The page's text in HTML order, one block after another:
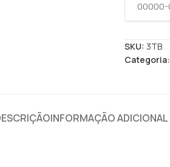
SKU: 3TB
Categoria:
INFORMAÇÃO ADICIONAL